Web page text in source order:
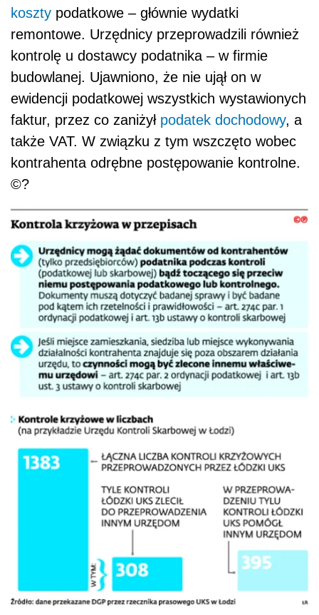
koszty podatkowe – głównie wydatki
remontowe. Urzędnicy przeprowadzili również
kontrolę u dostawcy podatnika – w firmie
budowlanej. Ujawniono, że nie ujął on w
ewidencji podatkowej wszystkich wystawionych
faktur, przez co zaniżył podatek dochodowy, a
także VAT. W związku z tym wszczęto wobec
kontrahenta odrębne postępowanie kontrolne.
©?